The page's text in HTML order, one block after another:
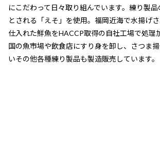
にこだわって日々取り組んでいます。練り製
とされる「えそ」を使用。福岡近海で水揚げ
仕入れた鮮魚をHACCP取得の自社工場で処理
国の魚市場や飲食店にすり身を卸し、さつま
いその他各種練り製品も製造販売しています。